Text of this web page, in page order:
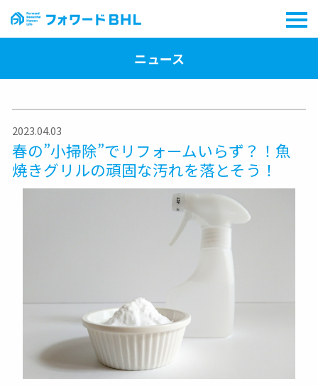
ニュース
2023.04.03
春の”小掃除”でリフォームいらず？！魚
焼きグリルの頑固な汚れを落とそう！